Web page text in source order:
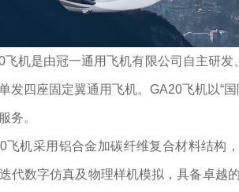
飞机是由冠一通用飞机有限公司自主研
发四座固定翼通用飞机。GA20飞机以“
务。
飞机采用铝合金加碳纤维复合材料结构
代数字仿真及物理样机模拟，具备卓越